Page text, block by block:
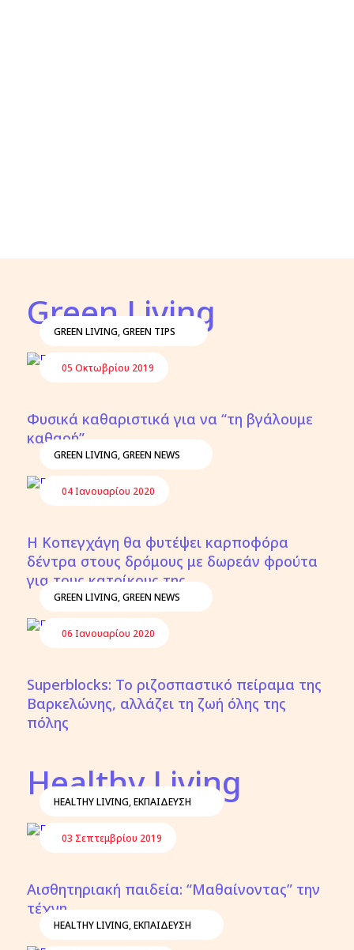
Green Living
GREEN LIVING,GREEN TIPS
05 Οκτωβρίου 2019
Φυσικά καθαριστικά για να “τη βγάλουμε
καθαρή”
GREEN LIVING,GREEN NEWS
04 Ιανουαρίου 2020
Η Κοπεγχάγη θα φυτέψει καρποφόρα
δέντρα στους δρόμους με δωρεάν φρούτα
για τους κατοίκους της
GREEN LIVING,GREEN NEWS
06 Ιανουαρίου 2020
Superblocks: Το ριζοσπαστικό πείραμα της
Βαρκελώνης, αλλάζει τη ζωή όλης της
πόλης
Healthy Living
HEALTHY LIVING,ΕΚΠΑΙΔΕΥΣΗ
03 Σεπτεμβρίου 2019
Αισθητηριακή παιδεία: “Μαθαίνοντας” την
τέχνη
HEALTHY LIVING,ΕΚΠΑΙΔΕΥΣΗ